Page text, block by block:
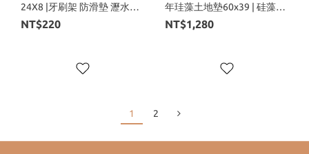
24X8 |牙刷架 防滑墊 瀝水墊
【收納王妃】
NT$220
年珪藻土地墊60x39 | 硅藻土
腳踏墊 【收納王妃】
NT$1,280
1 2